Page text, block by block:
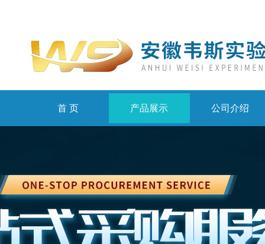
首 页 产品展示 公司介绍